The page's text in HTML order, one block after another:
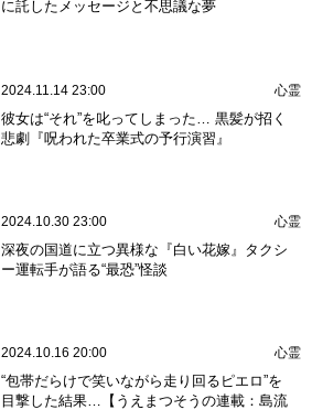
に託したメッセージと不思議な夢
2024.11.14 23:00 心霊
彼女は“それ”を叱ってしまった… 黒髪が招く
悲劇『呪われた卒業式の予行演習』
2024.10.30 23:00 心霊
深夜の国道に立つ異様な『白い花嫁』タクシ
ー運転手が語る“最恐”怪談
2024.10.16 20:00 心霊
“包帯だらけで笑いながら走り回るピエロ”を
目撃した結果…【うえまつそうの連載：島流